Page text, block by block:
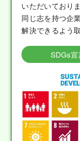
いただいておりま
同じ志を持つ企
解決できるよう
SDGs宣